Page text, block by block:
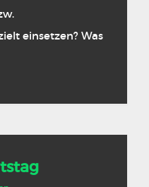
einsetzen? Was